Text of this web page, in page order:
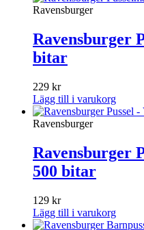
Ravensburger
Ravensburger
bitar
229 kr
Lägg till i varukorg
Ravensburger
Ravensburger
500 bitar
129 kr
Lägg till i varukorg